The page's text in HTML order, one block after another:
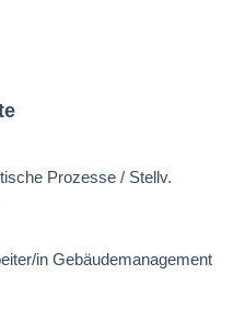
Prozesse / Stellv.
in Gebäudemanagement